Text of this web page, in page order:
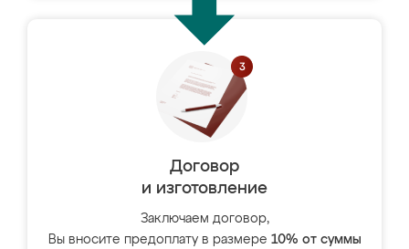
Договор
и изготовление
Заключаем договор,
Вы вносите предоплату в размере 10% от суммы